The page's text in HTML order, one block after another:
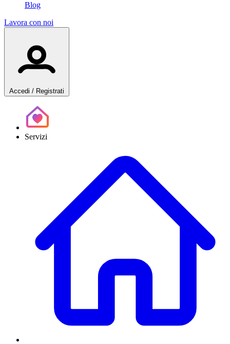
Blog
Lavora con noi
Accedi / Registrati
Servizi